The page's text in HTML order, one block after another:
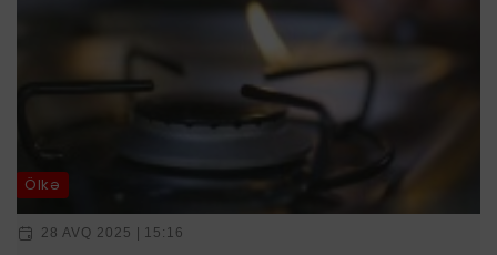
Ölkə
28 AVQ 2025 | 15:16